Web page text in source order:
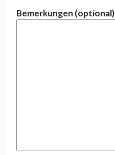
Bemerkungen (optional)